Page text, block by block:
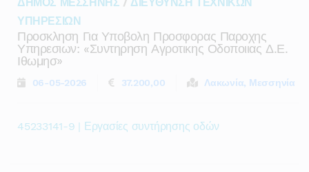
ΥΠΗΡΕΣΙΩΝ
Προσκληση Για Υποβολη Προσφορας Παροχης
Υπηρεσιων: «συντηρηση Αγροτικης Οδοποιιας Δ.ε.
Ιθωμησ»
06-05-2026 37.200,00 Λακωνία, Μεσσηνία
45233141-9 | Εργασίες συντήρησης οδών